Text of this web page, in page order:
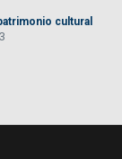
cultural